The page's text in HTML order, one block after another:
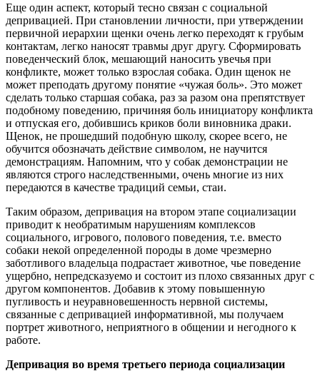
Еще один аспект, который тесно связан с социальной
депривацией. При становлении личности, при утверждении
первичной иерархии щенки очень легко переходят к грубым
контактам, легко наносят травмы друг другу. Сформировать
поведенческий блок, мешающий наносить увечья при
конфликте, может только взрослая собака. Один щенок не
может преподать другому понятие «чужая боль». Это может
сделать только старшая собака, раз за разом она препятствует
подобному поведению, причиняя боль инициатору конфликта
и отпуская его, добившись криков боли виновника драки.
Щенок, не прошедший подобную школу, скорее всего, не
обучится обозначать действие символом, не научится
демонстрациям. Напомним, что у собак демонстрации не
являются строго наследственными, очень многие из них
передаются в качестве традиций семьи, стаи.
Таким образом, депривация на втором этапе социализации
приводит к необратимым нарушениям комплексов
социального, игрового, полового поведения, т.е. вместо
собаки некой определенной породы в доме чрезмерно
заботливого владельца подрастает животное, чье поведение
ущербно, непредсказуемо и состоит из плохо связанных друг с
другом компонентов. Добавив к этому повышенную
пугливость и неуравновешенность нервной системы,
связанные с депривацией информативной, мы получаем
портрет животного, неприятного в общении и негодного к
работе.
Депривация во время третьего периода социализации